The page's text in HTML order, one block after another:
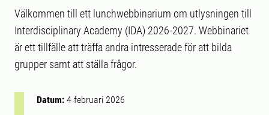
Välkommen till ett lunchwebbinarium om utlysningen till
Interdisciplinary Academy (IDA) 2026-2027. Webbinariet
är ett tillfälle att träffa andra intresserade för att bilda
grupper samt att ställa frågor.
Datum: 4 februari 2026